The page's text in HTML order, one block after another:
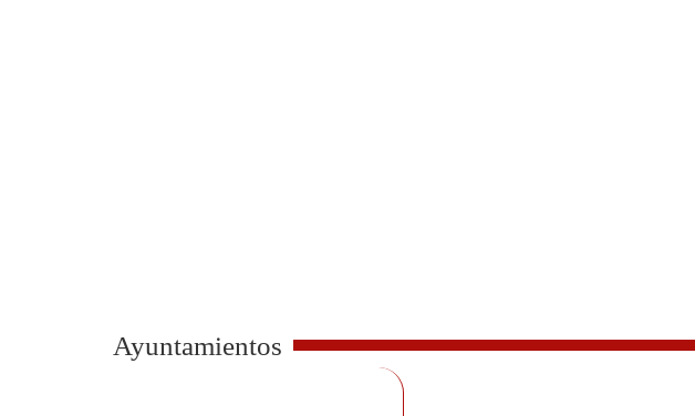
Ayuntamientos